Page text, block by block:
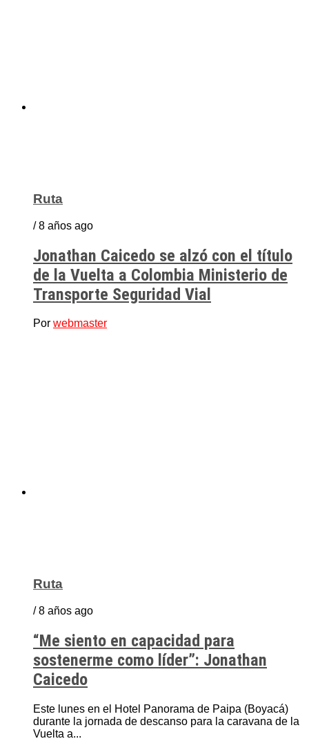
Ruta
/ 8 años ago
Jonathan Caicedo se alzó con el título
de la Vuelta a Colombia Ministerio de
Transporte Seguridad Vial
Por webmaster
Ruta
/ 8 años ago
“Me siento en capacidad para
sostenerme como líder”: Jonathan
Caicedo
Este lunes en el Hotel Panorama de Paipa (Boyacá)
durante la jornada de descanso para la caravana de la
Vuelta a...